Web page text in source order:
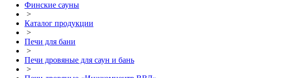
Финские сауны
>
Каталог продукции
>
Печи для бани
>
Печи дровяные для саун и бань
>